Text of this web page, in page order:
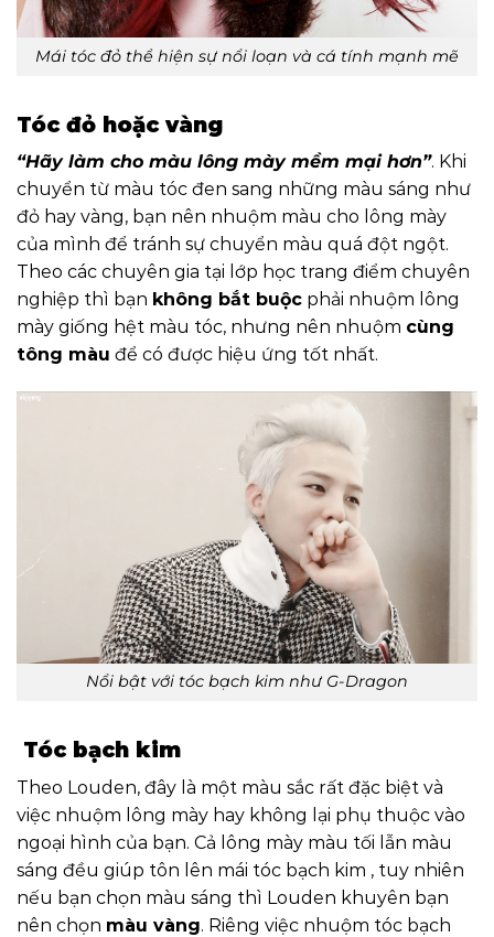
Mái tóc đỏ thể hiện sự nổi loạn và cá tính mạnh mẽ
Tóc đỏ hoặc vàng
“Hãy làm cho màu lông mày mềm mại hơn”. Khi
chuyển từ màu tóc đen sang những màu sáng như
đỏ hay vàng, bạn nên nhuộm màu cho lông mày
của mình để tránh sự chuyển màu quá đột ngột.
Theo các chuyên gia tại lớp học trang điểm chuyên
nghiệp thì bạn không bắt buộc phải nhuộm lông
mày giống hệt màu tóc, nhưng nên nhuộm cùng
tông màu để có được hiệu ứng tốt nhất.
Nổi bật với tóc bạch kim như G-Dragon
Tóc bạch kim
Theo Louden, đây là một màu sắc rất đặc biệt và
việc nhuộm lông mày hay không lại phụ thuộc vào
ngoại hình của bạn. Cả lông mày màu tối lẫn màu
sáng đều giúp tôn lên mái tóc bạch kim , tuy nhiên
nếu bạn chọn màu sáng thì Louden khuyên bạn
nên chọn màu vàng. Riêng việc nhuộm tóc bạch